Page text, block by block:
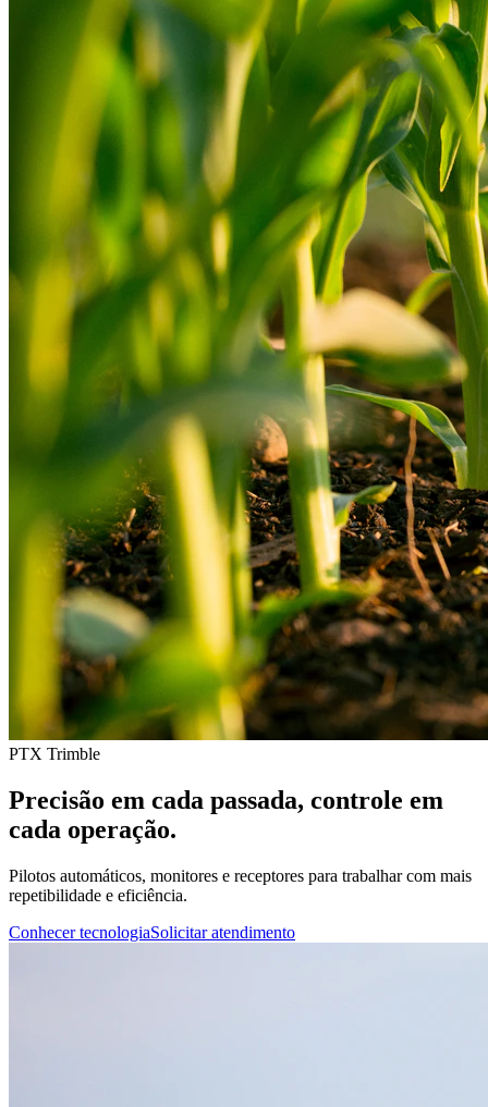
PTX Trimble
Precisão em cada passada, controle em
cada operação.
Pilotos automáticos, monitores e receptores para trabalhar com mais
repetibilidade e eficiência.
Conhecer tecnologiaSolicitar atendimento